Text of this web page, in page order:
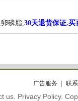
磷脂,30天退货保证.买
广告服务 联
us. Privacy Policy.